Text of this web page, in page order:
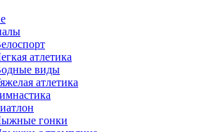
атлетика
виды
атлетика
гонки